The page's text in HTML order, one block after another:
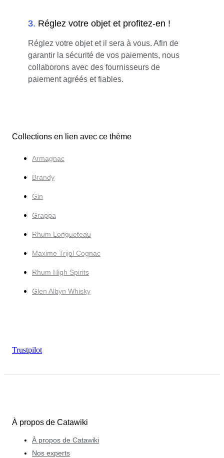
3. Réglez votre objet et profitez-en !
Réglez votre objet et il sera à vous. Afin de
garantir la sécurité de vos paiements, nous
collaborons avec des fournisseurs de
paiement agréés et fiables.
Collections en lien avec ce thème
Armagnac
Brandy
Gin
Grappa
Rhum Longueteau
Maxime Trijol Cognac
Rhum High Spirits
Glen Albyn Whisky
Trustpilot
À propos de Catawiki
À propos de Catawiki
Nos experts